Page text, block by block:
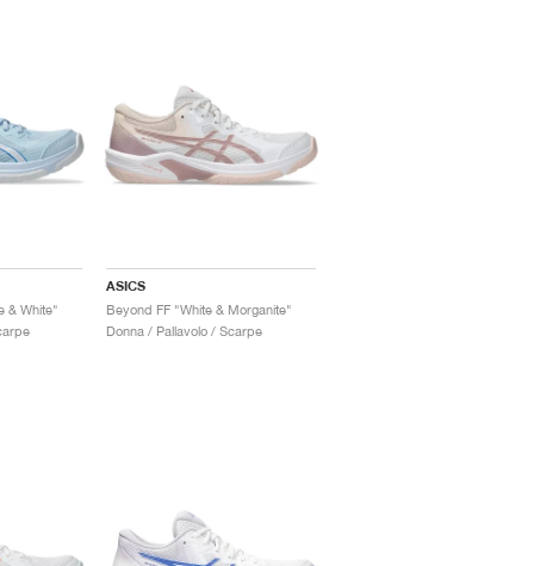
& White"
ASICS
Beyond FF "White & Morganite"
Donna / Pallavolo / Scarpe